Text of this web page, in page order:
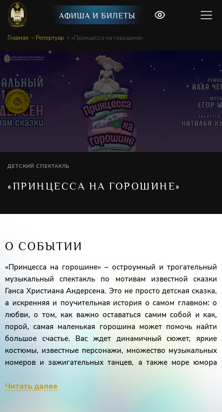
АФИША И БИЛЕТЫ
Главная Репертуар «Принцесса на горошине»
ДЕТСКИЙ СПЕКТАКЛЬ
«ПРИНЦЕССА НА ГОРОШИНЕ»
О СОБЫТИИ
«Принцесса на горошине» – остроумный и трогательный
музыкальный спектакль по мотивам известной сказки
Ганса Христиана Андерсена. Это не просто детская сказка,
а искренняя и поучительная история о самом главном: о
любви, о том, как важно оставаться самим собой и как,
порой, самая маленькая горошина может помочь найти
большое счастье. Вас ждет динамичный сюжет, яркие
костюмы, известные персонажи, множество музыкальных
номеров и зажигательных танцев, а также море юмора
Знакомая всем история зазвучит по-новому благодаря
Читать далее